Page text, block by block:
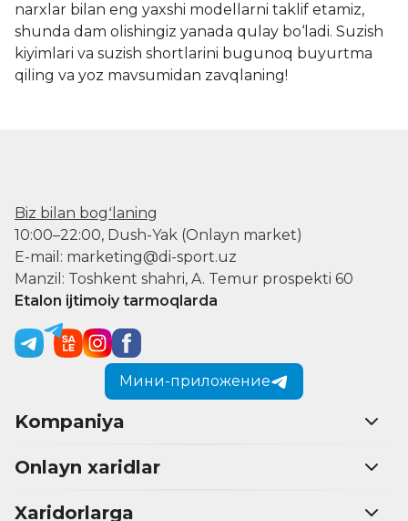
narxlar bilan eng yaxshi modellarni taklif etamiz,
shunda dam olishingiz yanada qulay bo‘ladi. Suzish
kiyimlari va suzish shortlarini bugunoq buyurtma
qiling va yoz mavsumidan zavqlaning!
Biz bilan bogʻlaning
10:00–22:00, Dush-Yak (Onlayn market)
E-mail: marketing@di-sport.uz
Manzil: Toshkent shahri, A. Temur prospekti 60
Etalon ijtimoiy tarmoqlarda
Мини-приложение
Kompaniya
Onlayn xaridlar
Xaridorlarga